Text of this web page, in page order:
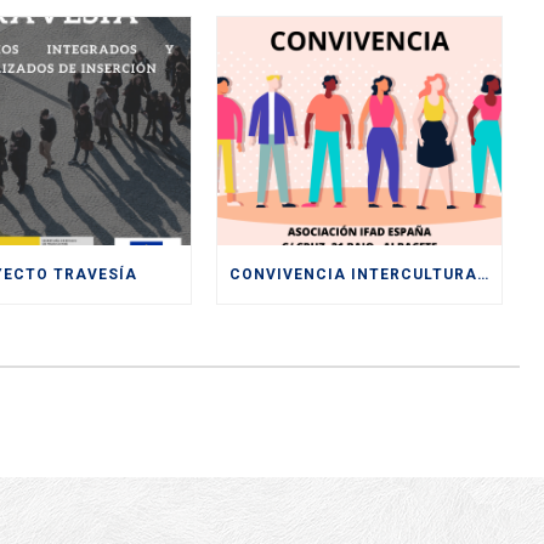
TRAVESÍA CONVIVENCIA INTERCULTURAL PARA LA SENSIBILIZACIÓN HACIA UNA SOCIEDAD PLURAL Y DIVERSA ENTRE LOS Y LAS JÓVENES